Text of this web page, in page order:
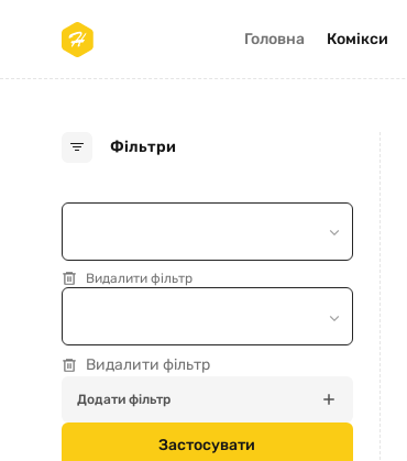
Головна Комікси
Фільтри
Видалити фільтр
Видалити фільтр
Додати фільтр
Застосувати